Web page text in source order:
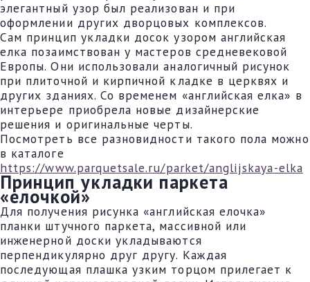
элегантный узор был реализован и при
оформлении других дворцовых комплексов.
Сам принцип укладки досок узором английская
елка позаимствован у мастеров средневековой
Европы. Они использовали аналогичный рисунок
при плиточной и кирпичной кладке в церквях и
других зданиях. Со временем «английская елка» в
интерьере приобрела новые дизайнерские
решения и оригинальные черты.
Посмотреть все разновидности такого пола можно
в каталоге
https://www.parquetsale.ru/parket/anglijskaya-elka
Принцип укладки паркета
«елочкой»
Для получения рисунка «английская елочка»
планки штучного паркета, массивной или
инженерной доски укладываются
перпендикулярно друг другу. Каждая
последующая плашка узким торцом прилегает к